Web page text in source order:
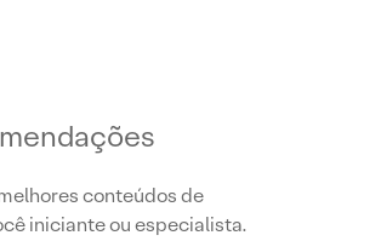
conteúdos de
iniciante ou especialista.